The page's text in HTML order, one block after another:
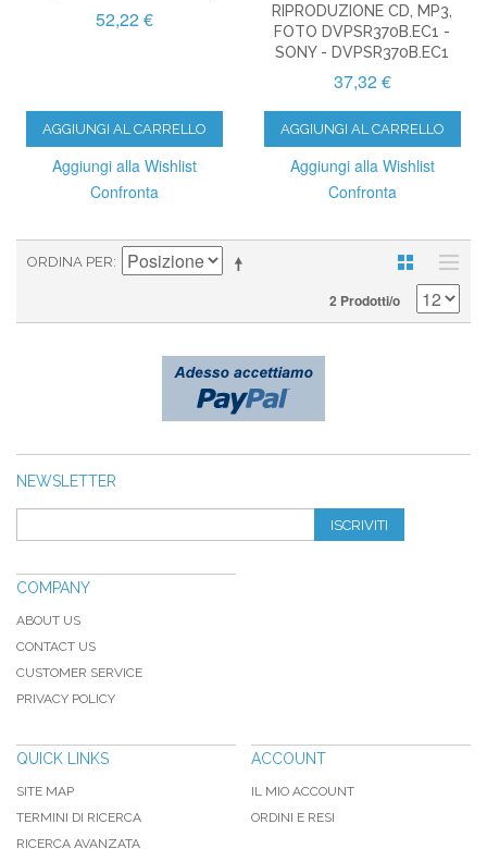
52,22 €
AGGIUNGI AL CARRELLO
Aggiungi alla Wishlist
Confronta
RIPRODUZIONE CD, MP3,
FOTO DVPSR370B.EC1 -
SONY - DVPSR370B.EC1
37,32 €
AGGIUNGI AL CARRELLO
Aggiungi alla Wishlist
Confronta
ORDINA PER
2 Prodotti/o
NEWSLETTER
ISCRIVITI
COMPANY
ABOUT US
CONTACT US
CUSTOMER SERVICE
PRIVACY POLICY
QUICK LINKS
SITE MAP
TERMINI DI RICERCA
RICERCA AVANZATA
ACCOUNT
IL MIO ACCOUNT
ORDINI E RESI